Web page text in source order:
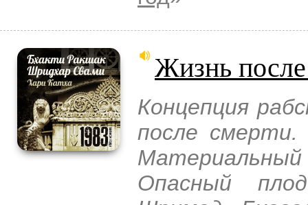
Жизнь
Концепция
после
Материальный
Опасный